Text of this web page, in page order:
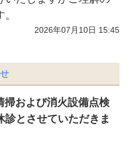
2026年07月10日 15:45
掃および消火設備点検
とさせていただきま